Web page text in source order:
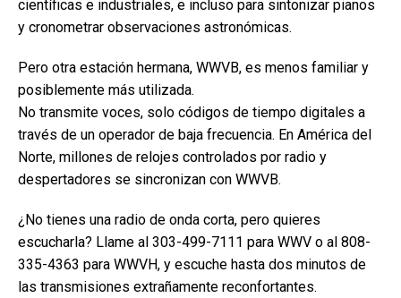
científicas e industriales, e incluso para sintonizar pianos
y cronometrar observaciones astronómicas.
Pero otra estación hermana, WWVB, es menos familiar y
posiblemente más utilizada.
No transmite voces, solo códigos de tiempo digitales a
través de un operador de baja frecuencia. En América del
Norte, millones de relojes controlados por radio y
despertadores se sincronizan con WWVB.
¿No tienes una radio de onda corta, pero quieres
escucharla? Llame al 303-499-7111 para WWV o al 808-
335-4363 para WWVH, y escuche hasta dos minutos de
las transmisiones extrañamente reconfortantes.